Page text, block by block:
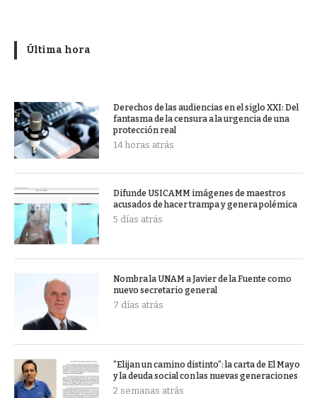
Última hora
Derechos de las audiencias en el siglo XXI: Del
fantasma de la censura a la urgencia de una
protección real
14 horas atrás
Difunde USICAMM imágenes de maestros
acusados de hacer trampa y genera polémica
5 días atrás
Nombra la UNAM a Javier de la Fuente como
nuevo secretario general
7 días atrás
“Elijan un camino distinto”: la carta de El Mayo
y la deuda social con las nuevas generaciones
2 semanas atrás